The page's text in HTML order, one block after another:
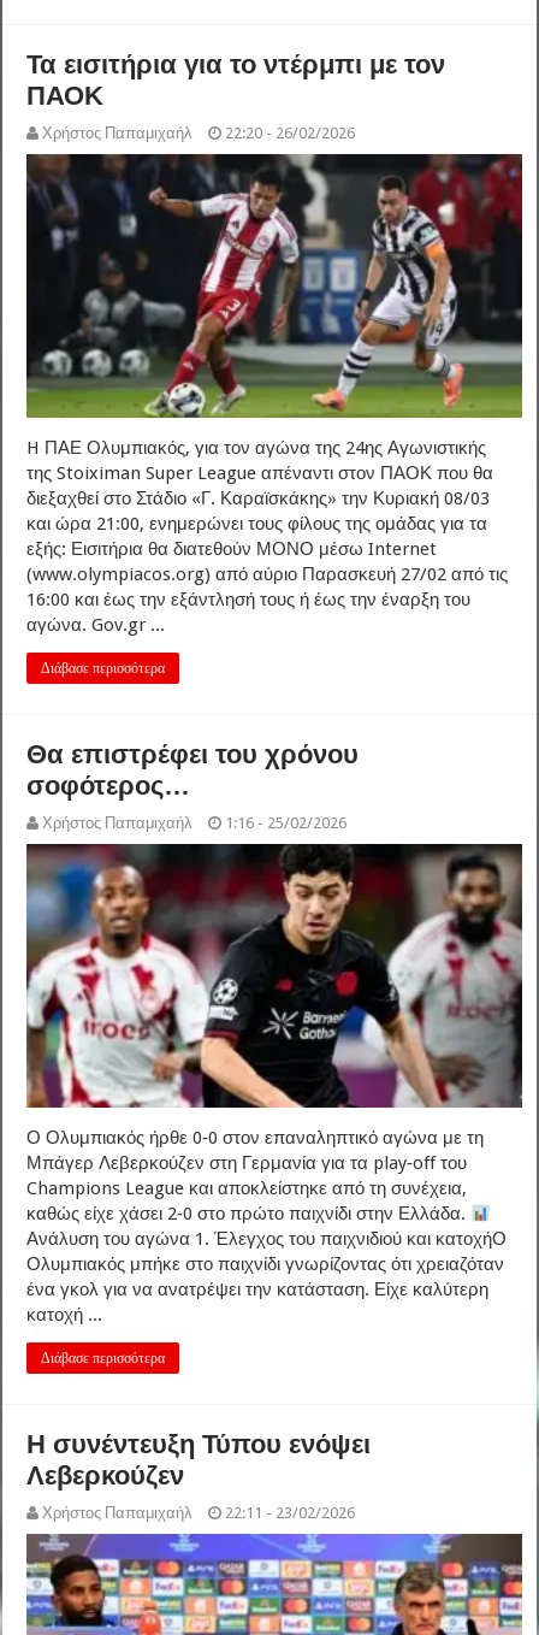
Τα εισιτήρια για το ντέρμπι με τον
ΠΑΟΚ
Χρήστος Παπαμιχαήλ 22:20 - 26/02/2026
H ΠΑΕ Ολυμπιακός, για τον αγώνα της 24ης Αγωνιστικής
της Stoiximan Super League απέναντι στον ΠΑΟΚ που θα
διεξαχθεί στο Στάδιο «Γ. Καραϊσκάκης» την Κυριακή 08/03
και ώρα 21:00, ενημερώνει τους φίλους της ομάδας για τα
εξής: Εισιτήρια θα διατεθούν ΜΟΝΟ μέσω Internet
(www.olympiacos.org) από αύριο Παρασκευή 27/02 από τις
16:00 και έως την εξάντλησή τους ή έως την έναρξη του
αγώνα. Gov.gr ...
Διάβασε περισσότερα
Θα επιστρέφει του χρόνου
σοφότερος…
Χρήστος Παπαμιχαήλ 1:16 - 25/02/2026
Ο Ολυμπιακός ήρθε 0‑0 στον επαναληπτικό αγώνα με τη
Μπάγερ Λεβερκούζεν στη Γερμανία για τα play‑off του
Champions League και αποκλείστηκε από τη συνέχεια,
καθώς είχε χάσει 2‑0 στο πρώτο παιχνίδι στην Ελλάδα.
Ανάλυση του αγώνα 1. Έλεγχος του παιχνιδιού και κατοχήΟ
Ολυμπιακός μπήκε στο παιχνίδι γνωρίζοντας ότι χρειαζόταν
ένα γκολ για να ανατρέψει την κατάσταση. Είχε καλύτερη
κατοχή ...
Διάβασε περισσότερα
Η συνέντευξη Τύπου ενόψει
Λεβερκούζεν
Χρήστος Παπαμιχαήλ 22:11 - 23/02/2026